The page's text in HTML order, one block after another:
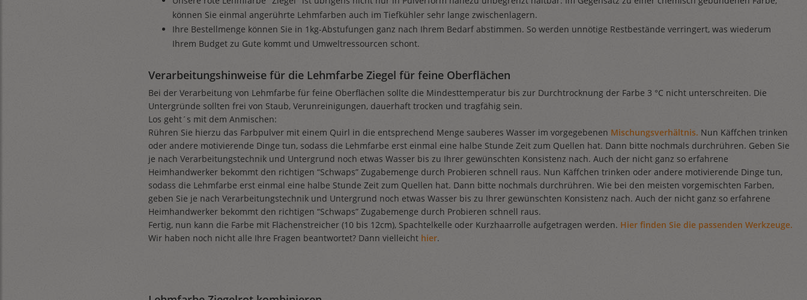
können Sie einmal angerührte Lehmfarben auch im Tiefkühler sehr lange zwischenlagern.
Ihre Bestellmenge können Sie in 1kg-Abstufungen ganz nach Ihrem Bedarf abstimmen. So werden unnötige Restbestände verringert, was wiederum
Ihrem Budget zu Gute kommt und Umweltressourcen schont.
Verarbeitungshinweise für die Lehmfarbe Ziegel für feine Oberflächen
Bei der Verarbeitung von Lehmfarbe für feine Oberflächen sollte die Mindesttemperatur bis zur Durchtrocknung der Farbe 3 °C nicht unterschreiten. Die
Untergründe sollten frei von Staub, Verunreinigungen, dauerhaft trocken und tragfähig sein.
Los geht´s mit dem Anmischen:
Rühren Sie hierzu das Farbpulver mit einem Quirl in die entsprechend Menge sauberes Wasser im vorgegebenen Mischungsverhältnis. Nun Käffchen trinken
oder andere motivierende Dinge tun, sodass die Lehmfarbe erst einmal eine halbe Stunde Zeit zum Quellen hat. Dann bitte nochmals durchrühren. Geben Sie
je nach Verarbeitungstechnik und Untergrund noch etwas Wasser bis zu Ihrer gewünschten Konsistenz nach. Auch der nicht ganz so erfahrene
Heimhandwerker bekommt den richtigen “Schwaps” Zugabemenge durch Probieren schnell raus. Nun Käffchen trinken oder andere motivierende Dinge tun,
sodass die Lehmfarbe erst einmal eine halbe Stunde Zeit zum Quellen hat. Dann bitte nochmals durchrühren. Wie bei den meisten vorgemischten Farben,
geben Sie je nach Verarbeitungstechnik und Untergrund noch etwas Wasser bis zu Ihrer gewünschten Konsistenz nach. Auch der nicht ganz so erfahrene
Heimhandwerker bekommt den richtigen “Schwaps” Zugabemenge durch Probieren schnell raus.
Fertig, nun kann die Farbe mit Flächenstreicher (10 bis 12cm), Spachtelkelle oder Kurzhaarrolle aufgetragen werden. Hier finden Sie die passenden Werkzeuge.
Wir haben noch nicht alle Ihre Fragen beantwortet? Dann vielleicht hier.